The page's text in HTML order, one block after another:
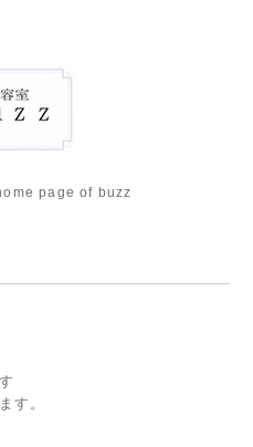
page of buzz
す。